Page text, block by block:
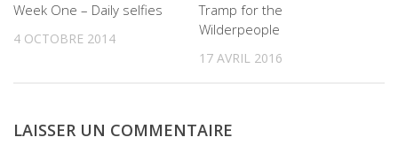
Week One – Daily selfies
4 OCTOBRE 2014
Tramp for the
Wilderpeople
17 AVRIL 2016
LAISSER UN COMMENTAIRE